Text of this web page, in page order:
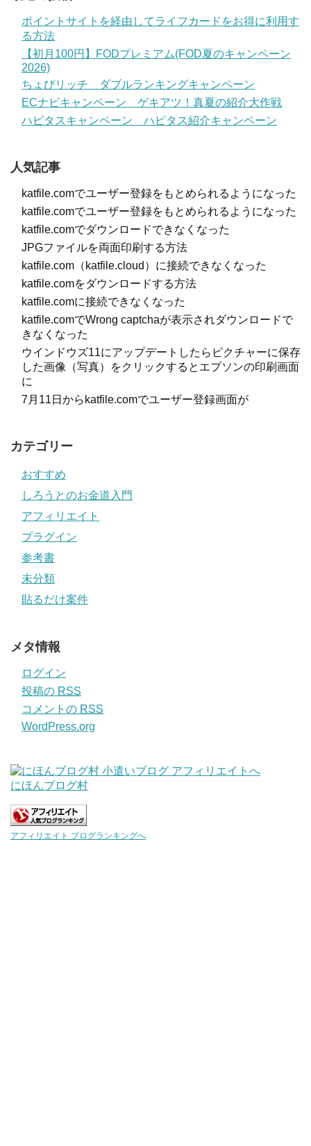
ポイントサイトを経由してライフカードをお得に利用す
る方法
【初月100円】FODプレミアム(FOD夏のキャンペーン
2026)
ちょびリッチ ダブルランキングキャンペーン
ECナビキャンペーン ゲキアツ！真夏の紹介大作戦
ハピタスキャンペーン ハピタス紹介キャンペーン
人気記事
katfile.comでユーザー登録をもとめられるようになった
katfile.comでユーザー登録をもとめられるようになった
katfile.comでダウンロードできなくなった
JPGファイルを両面印刷する方法
katfile.com（katfile.cloud）に接続できなくなった
katfile.comをダウンロードする方法
katfile.comに接続できなくなった
katfile.comでWrong captchaが表示されダウンロードで
きなくなった
ウインドウズ11にアップデートしたらピクチャーに保存
した画像（写真）をクリックするとエプソンの印刷画面
に
7月11日からkatfile.comでユーザー登録画面が
カテゴリー
おすすめ
しろうとのお金道入門
アフィリエイト
プラグイン
参考書
未分類
貼るだけ案件
メタ情報
ログイン
投稿の RSS
コメントの RSS
WordPress.org
にほんブログ村
アフィリエイト ブログランキングへ